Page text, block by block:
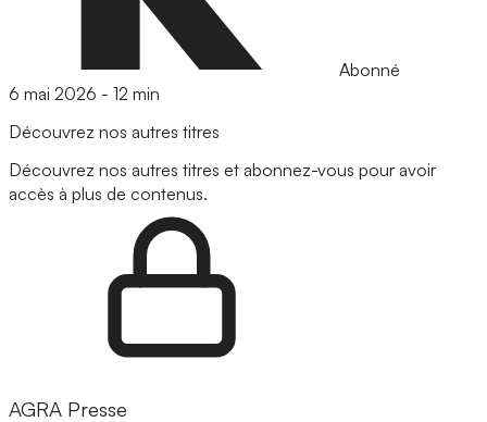
Abonné
6 mai 2026 - 12 min
Découvrez nos autres titres
Découvrez nos autres titres et abonnez-vous pour avoir
accès à plus de contenus.
AGRA Presse